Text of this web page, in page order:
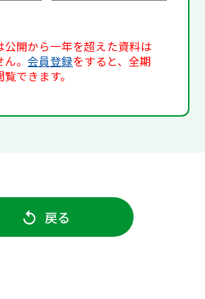
公開から一年を超えた資料は
ん。会員登録をすると、全期
できます。
戻る